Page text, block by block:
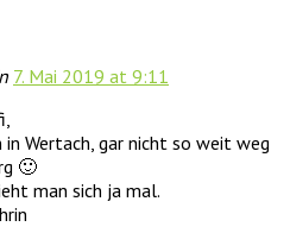
7. Mai 2019 at 9:11
in Wertach, gar nicht so weit weg
🙂
man sich ja mal.